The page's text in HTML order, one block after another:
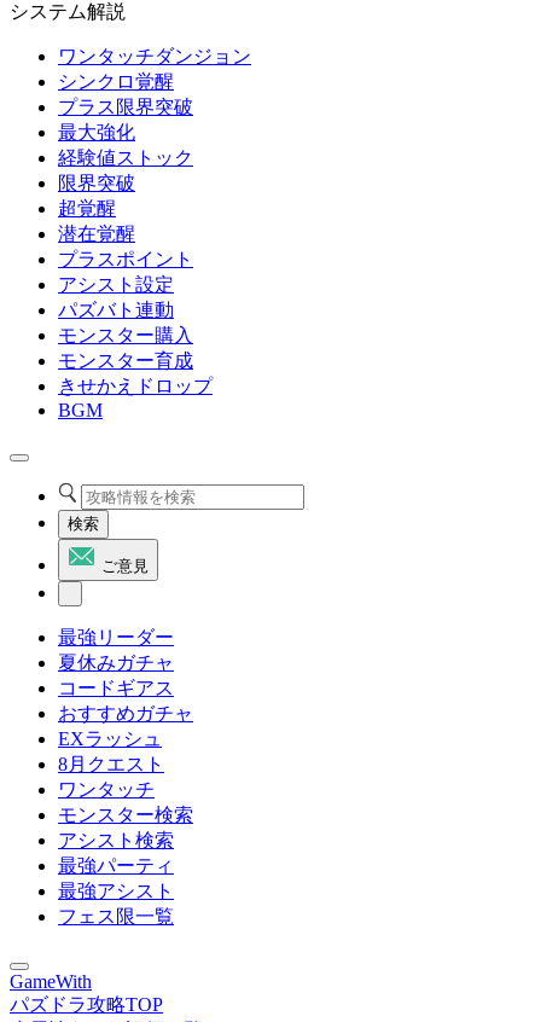
システム解説
ワンタッチダンジョン
シンクロ覚醒
プラス限界突破
最大強化
経験値ストック
限界突破
超覚醒
潜在覚醒
プラスポイント
アシスト設定
パズバト連動
モンスター購入
モンスター育成
きせかえドロップ
BGM
検索
ご意見
最強リーダー
夏休みガチャ
コードギアス
おすすめガチャ
EXラッシュ
8月クエスト
ワンタッチ
モンスター検索
アシスト検索
最強パーティ
最強アシスト
フェス限一覧
GameWith
パズドラ攻略TOP